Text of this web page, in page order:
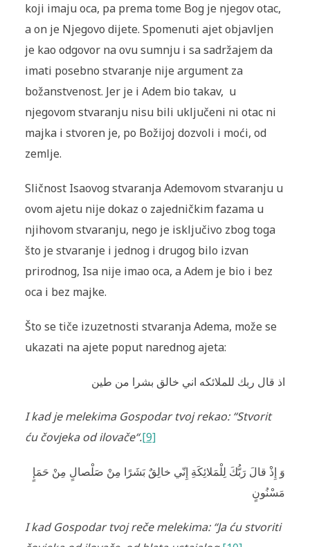
koji imaju oca, pa prema tome Bog je njegov otac,
a on je Njegovo dijete. Spomenuti ajet objavljen
je kao odgovor na ovu sumnju i sa sadržajem da
imati posebno stvaranje nije argument za
božanstvenost. Jer je i Adem bio takav, u
njegovom stvaranju nisu bili uključeni ni otac ni
majka i stvoren je, po Božijoj dozvoli i moći, od
zemlje.
Sličnost Isaovog stvaranja Ademovom stvaranju u
ovom ajetu nije dokaz o zajedničkim fazama u
njihovom stvaranju, nego je isključivo zbog toga
što je stvaranje i jednog i drugog bilo izvan
prirodnog, Isa nije imao oca, a Adem je bio i bez
oca i bez majke.
Što se tiče izuzetnosti stvaranja Adema, može se
ukazati na ajete poput narednog ajeta:
اذ قال ربك للملائكه اني خالق بشرا من طين
I kad je melekima Gospodar tvoj rekao: “Stvorit
ću čovjeka od ilovače“.[9]
وَ إِذْ قالَ رَبُّكَ لِلْمَلائِكَةِ إِنّي خالِقٌ بَشَرًا مِنْ صَلْصالٍ مِنْ حَمَإٍ
مَسْنُونٍ
I kad Gospodar tvoj reče melekima: “Ja ću stvoriti